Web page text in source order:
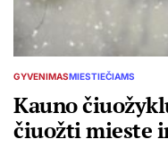
POSTED
GYVENIMASMIESTIEČIAMS
Kauno
čiuožti mieste